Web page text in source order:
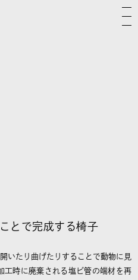
とで完成する椅子
いたり曲げたりすることで動物に見
工時に廃棄される塩ビ管の端材を再